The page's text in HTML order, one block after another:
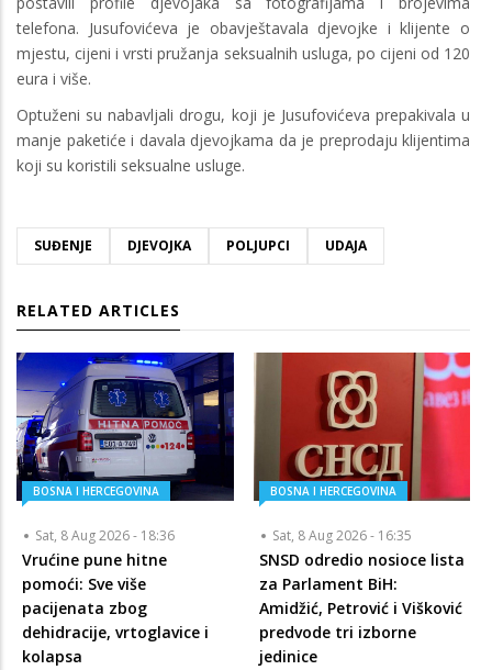
telefona. Jusufovićeva je obavještavala djevojke i klijente o
mjestu, cijeni i vrsti pružanja seksualnih usluga, po cijeni od 120
eura i više.
Optuženi su nabavljali drogu, koji je Jusufovićeva prepakivala u
manje paketiće i davala djevojkama da je preprodaju klijentima
koji su koristili seksualne usluge.
SUĐENJE DJEVOJKA POLJUPCI UDAJA
RELATED ARTICLES
BOSNA I HERCEGOVINA
Sat, 8 Aug 2026 - 18:36
Vrućine pune hitne
pomoći: Sve više
pacijenata zbog
dehidracije, vrtoglavice i
kolapsa
BOSNA I HERCEGOVINA
Sat, 8 Aug 2026 - 16:35
SNSD odredio nosioce lista
za Parlament BiH:
Amidžić, Petrović i Višković
predvode tri izborne
jedinice